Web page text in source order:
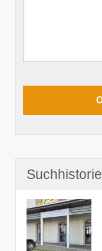
Suchhistorie